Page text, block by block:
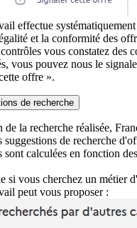
effectue
et la conformité des
vous constatez des
vous pouvez nous le
offre ».
de recherche
de la recherche réalisée,
suggestions de recherche
sont calculées en fonction
si vous cherchez un métier
peut vous proposer :